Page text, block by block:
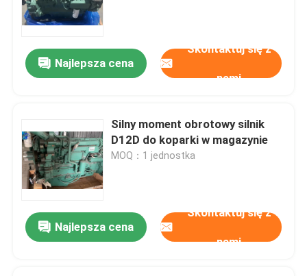
Najlepsza cena
Skontaktuj się z
nami
Silny moment obrotowy silnik
D12D do koparki w magazynie
MOQ：1 jednostka
Najlepsza cena
Skontaktuj się z
nami